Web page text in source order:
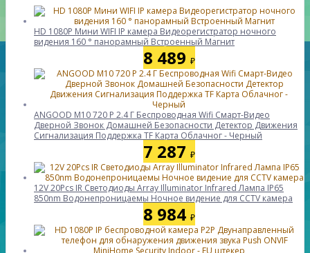
HD 1080P Мини WIFI IP камера Видеорегистратор ночного
видения 160 ° панорамный Встроенный Магнит
8 489 ₽
ANGOOD M10 720 P 2.4 Г Беспроводная Wifi Смарт-Видео
Дверной Звонок Домашней Безопасности Детектор Движения
Сигнализация Поддержка TF Карта Облачног - Черный
7 287 ₽
12V 20Pcs IR Светодиоды Array Illuminator Infrared Лампа IP65
850nm Водонепроницаемы Ночное видение для CCTV камера
8 984 ₽